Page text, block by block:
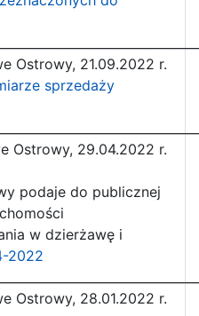
Ostrowy, 21.09.2022 r.
sprzedaży
Ostrowy, 29.04.2022 r.
podaje do publicznej
w dzierżawę i
2022
Ostrowy, 28.01.2022 r.